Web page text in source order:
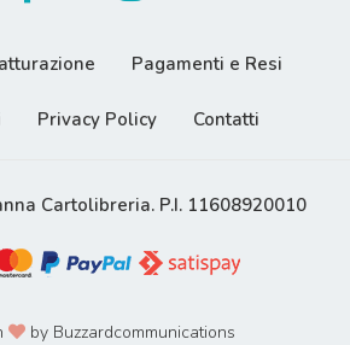
Pagamenti e Resi
Privacy Policy Contatti
Cartolibreria. P.I. 11608920010
by Buzzardcommunications